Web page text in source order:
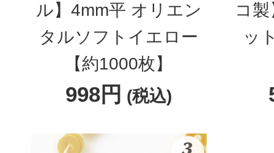
ル】4mm平 オリエン
タルソフトイエロー
【約1000枚】
998円 (税込)
コ
ッ